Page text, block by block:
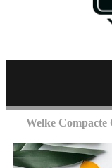
Welke Compacte